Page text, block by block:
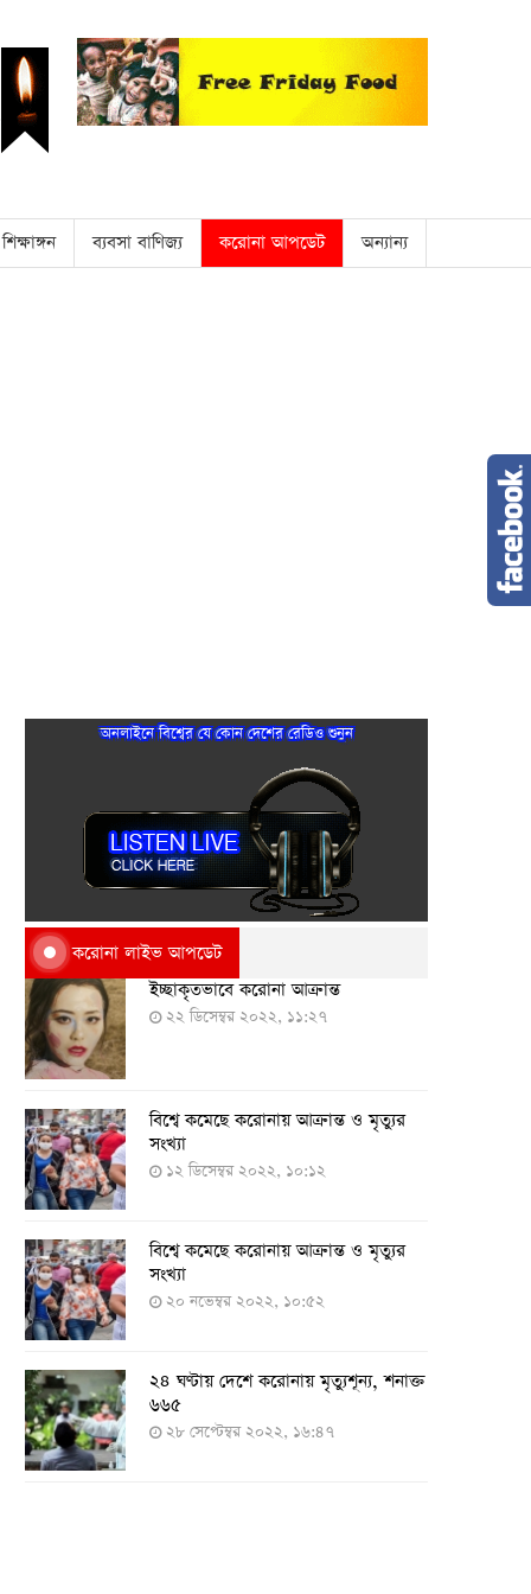
শিক্ষাঙ্গন ব্যবসা বাণিজ্য করোনা আপডেট অন্যান্য
অনলাইনে বিশ্বের যে কোন দেশের রেডিও শুনুন
করোনা লাইভ আপডেট
ইচ্ছাকৃতভাবে করোনা আক্রান্ত
২২ ডিসেম্বর ২০২২, ১১:২৭
বিশ্বে কমেছে করোনায় আক্রান্ত ও মৃত্যুর
সংখ্যা
১২ ডিসেম্বর ২০২২, ১০:১২
বিশ্বে কমেছে করোনায় আক্রান্ত ও মৃত্যুর
সংখ্যা
২০ নভেম্বর ২০২২, ১০:৫২
২৪ ঘণ্টায় দেশে করোনায় মৃত্যুশূন্য, শনাক্ত
৬৬৫
২৮ সেপ্টেম্বর ২০২২, ১৬:৪৭